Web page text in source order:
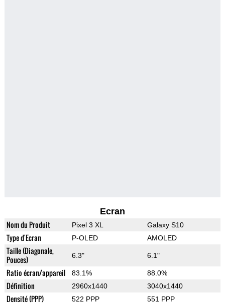
Ecran
Nom du Produit Pixel 3 XL Galaxy S10
Type d'Ecran P-OLED AMOLED
Taille (Diagonale,
Pouces)
6.3" 6.1"
Ratio écran/appareil 83.1% 88.0%
Définition 2960x1440 3040x1440
Densité (PPP) 522 PPP 551 PPP